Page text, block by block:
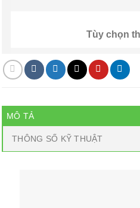
Tùy chọn
MÔ TẢ
THÔNG SỐ KỸ THUẬT